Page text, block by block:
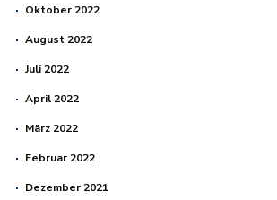
Oktober 2022
August 2022
Juli 2022
April 2022
März 2022
Februar 2022
Dezember 2021